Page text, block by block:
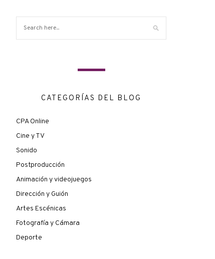
CATEGORÍAS DEL BLOG
CPA Online
Cine y TV
Sonido
Postproducción
Animación y videojuegos
Dirección y Guión
Artes Escénicas
Fotografía y Cámara
Deporte